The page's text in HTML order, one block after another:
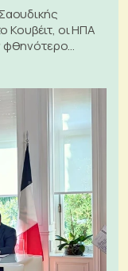
Κουβέιτ, οι ΗΠΑ
φθηνότερο